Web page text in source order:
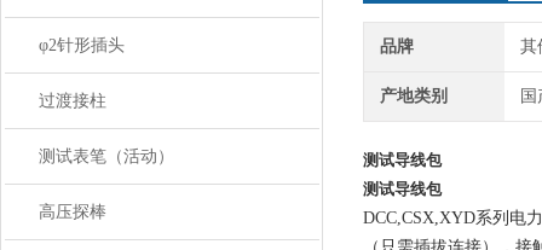
φ2针形插头
过渡接柱
测试表笔（活动）
高压探棒
品牌 其
产地类别 国
测试导线包
测试导线包
DCC,CSX,XYD系列电